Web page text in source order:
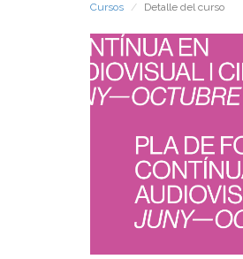
Cursos Detalle del curso